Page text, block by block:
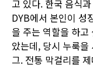
고 있다. 한국 음식
DYB에서 본인이 성
을 주는 역할을 하
았는데, 당시 누룩
그. 전통 막걸리를